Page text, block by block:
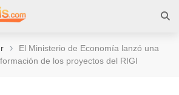
›
El Ministerio de Economía lanzó una
de los proyectos del RIGI